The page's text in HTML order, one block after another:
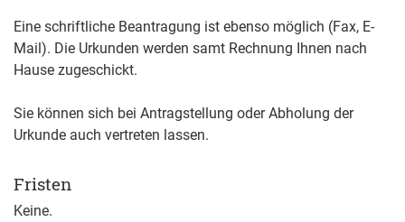
Eine schriftliche Beantragung ist ebenso möglich (Fax, E-
Mail). Die Urkunden werden samt Rechnung Ihnen nach
Hause zugeschickt.
Sie können sich bei Antragstellung oder Abholung der
Urkunde auch vertreten lassen.
Fristen
Keine.